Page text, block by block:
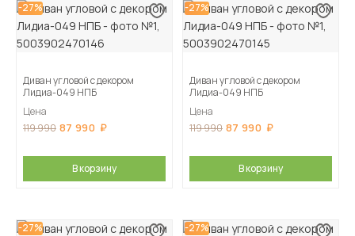
-27%
Диван угловой с декором
Лидиа-049 НПБ
Цена
119 990 87 990
В корзину
-27%
Диван угловой с декором
Лидиа-049 НПБ
Цена
119 990 87 990
В корзину
-27% -27%